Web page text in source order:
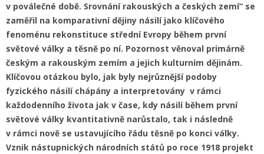
v poválečné době. Srovnání rakouských a českých zemí“ se
zaměřil na komparativní dějiny násilí jako klíčového
fenoménu rekonstituce střední Evropy během první
světové války a těsně po ní. Pozornost věnoval primárně
českým a rakouským zemím a jejich kulturním dějinám.
Klíčovou otázkou bylo, jak byly nejrůznější podoby
fyzického násilí chápány a interpretovány v rámci
každodenního života jak v čase, kdy násilí během první
světové války kvantitativně narůstalo, tak i následně
v rámci nově se ustavujícího řádu těsně po konci války.
Vznik nástupnických národních států po roce 1918 projekt